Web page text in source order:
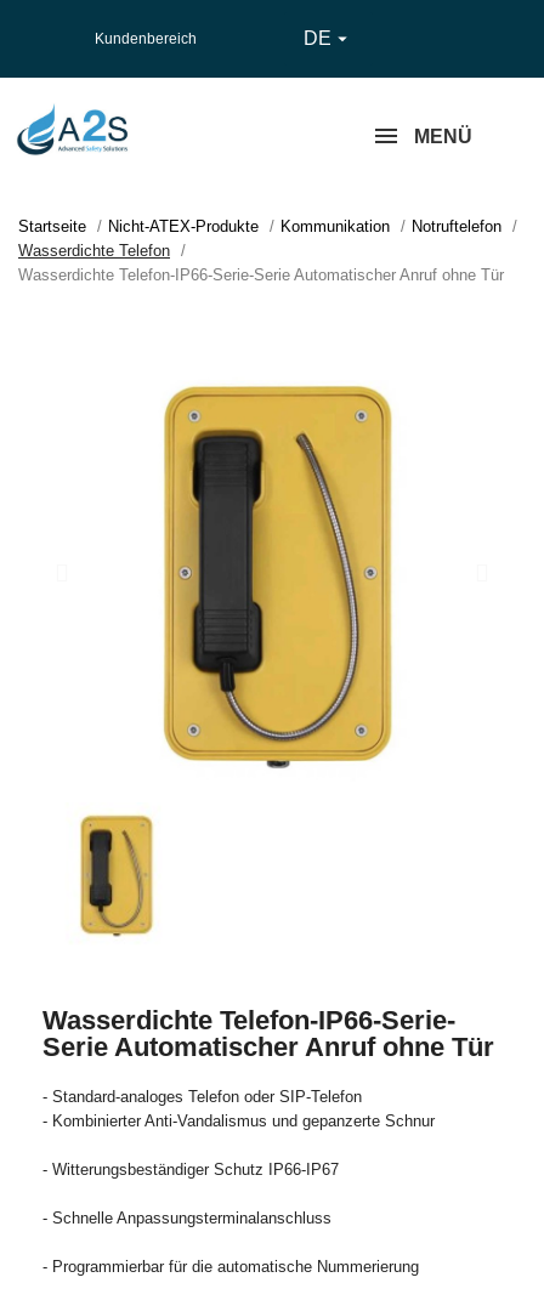
Kundenbereich DE 
MENÜ
Startseite Nicht-ATEX-Produkte Kommunikation
Notruftelefon
Wasserdichte Telefon
Wasserdichte Telefon-IP66-Serie-Serie Automatischer Anruf ohne Tür
Wasserdichte Telefon-IP66-Serie-
Serie Automatischer Anruf ohne Tür
- Standard-analoges Telefon oder SIP-Telefon
- Kombinierter Anti-Vandalismus und gepanzerte Schnur
- Witterungsbeständiger Schutz IP66-IP67
- Schnelle Anpassungsterminalanschluss
- Programmierbar für die automatische Nummerierung